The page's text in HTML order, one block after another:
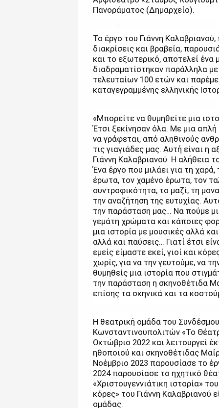
Πανοράματος (Δημαρχείο).
Το έργο του Γιάννη
διακρίσεις και βραβεία,
και το εξωτερικό, αποτελεί
διαδραματίστηκαν παράλληλα
τελευταίων 100 ετών και
καταγεγραμμένης ελληνικής
«Μπορείτε να θυμηθείτε μια
Έτσι ξεκίνησαν όλα. Με μια
να γράφεται, από αληθινούς
τις γιαγιάδες μας. Αυτή είναι η
Γιάννη Καλαβριανού. Η αλήθεια
Ένα έργο που μιλάει για τη
έρωτα, τον χαμένο έρωτα, τον
συντροφικότητα, το μαζί, τη
την αναζήτηση της ευτυχίας.
την παράσταση μας… Να πούμε
γεμάτη χρώματα και κάποιες
μια ιστορία με μουσικές αλλά
αλλά και παύσεις… Γιατί έτσι
εμείς είμαστε εκεί, γιοί και
χωρίς, για να την γευτούμε, να
θυμηθείς μια ιστορία που
την παράσταση η σκηνοθέτιδα
επίσης τα σκηνικά και τα
Η θεατρική ομάδα του
Κωνσταντινουπολιτών «Το
Οκτώβριο 2022 και λειτουργεί
ηθοποιού και σκηνοθέτιδας
Νοέμβριο 2023 παρουσίασε το
2024 παρουσίασε το ηχητικό
«Χριστουγεννιάτικη ιστορία»
κόρες» του Γιάννη Καλαβριανού
ομάδας.